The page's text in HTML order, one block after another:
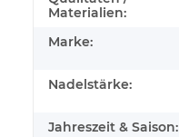
Materialien:
Marke:
Nadelstärke:
Jahreszeit & Saison: